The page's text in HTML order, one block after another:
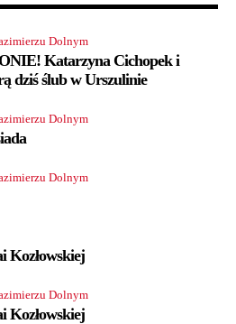
Dolnym
Katarzyna Cichopek i
dziś ślub w Urszulinie
Dolnym
Dolnym
Kozłowskiej
Dolnym
Kozłowskiej